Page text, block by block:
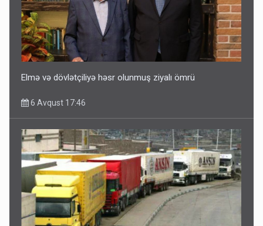
Elmə və dövlətçiliyə həsr olunmuş ziyalı ömrü
6 Avqust 17:46